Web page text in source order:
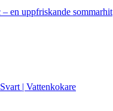
– en uppfriskande sommarhit
| Vattenkokare